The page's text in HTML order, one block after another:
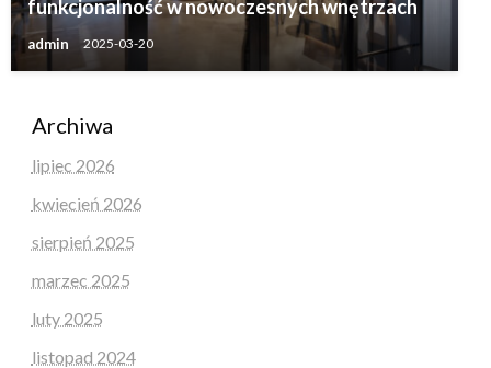
funkcjonalność w nowoczesnych wnętrzach
admin 2025-03-20
Archiwa
lipiec 2026
kwiecień 2026
sierpień 2025
marzec 2025
luty 2025
listopad 2024